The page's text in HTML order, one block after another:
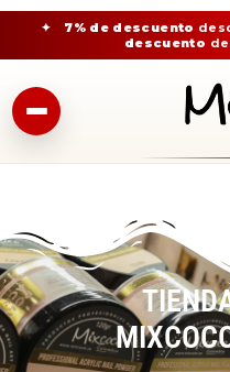
✦ 7% de descuento
descuento